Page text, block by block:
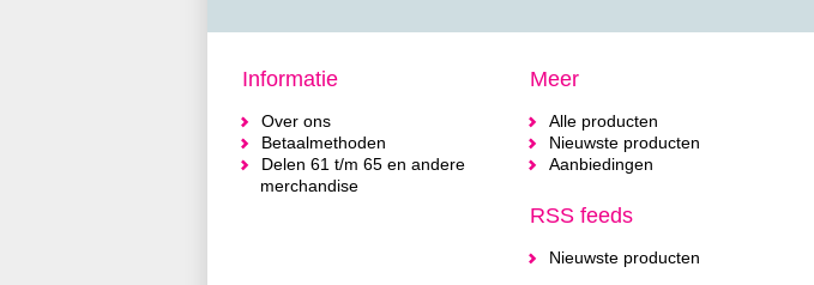
Informatie
Over ons
Betaalmethoden
Delen 61 t/m 65 en andere
merchandise
Meer
Alle producten
Nieuwste producten
Aanbiedingen
RSS feeds
Nieuwste producten